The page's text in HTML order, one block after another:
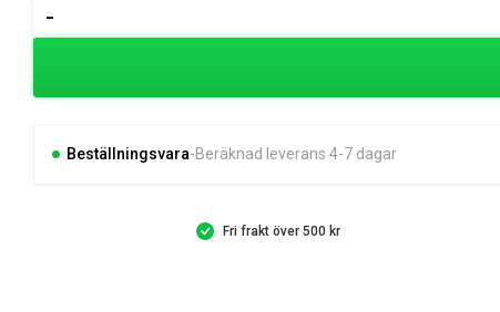
-
KIT
Beställningsvara Beräknad leverans 4-7 dagar
Fri frakt över 500 kr